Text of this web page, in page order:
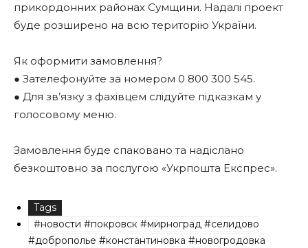
прикордонних районах Сумщини. Надалі проект
буде розширено на всю територію України.
Як оформити замовлення?
● Зателефонуйте за номером 0 800 300 545.
● Для зв’язку з фахівцем слідуйте підказкам у
голосовому меню.
Замовлення буде спаковано та надіслано
безкоштовно за послугою «Укрпошта Експрес».
Tags
#новости #покровск #мирноград #селидово
#доброполье #константиновка #новогродовка